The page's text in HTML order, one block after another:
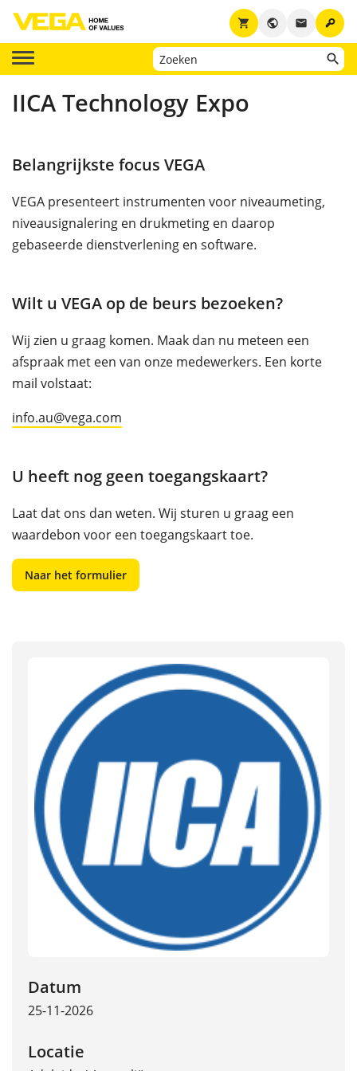
key
email
public
shopping_cart
IICA Technology Expo
Belangrijkste focus VEGA
VEGA presenteert instrumenten voor niveaumeting,
niveausignalering en drukmeting en daarop
gebaseerde dienstverlening en software.
Wilt u VEGA op de beurs bezoeken?
Wij zien u graag komen. Maak dan nu meteen een
afspraak met een van onze medewerkers. Een korte
mail volstaat:
info.au@vega.com
U heeft nog geen toegangskaart?
Laat dat ons dan weten. Wij sturen u graag een
waardebon voor een toegangskaart toe.
Naar het formulier
Datum
25-11-2026
Locatie